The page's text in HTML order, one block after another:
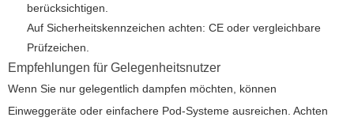
berücksichtigen.
Auf Sicherheitskennzeichen achten: CE oder vergleichbare
Prüfzeichen.
Empfehlungen für Gelegenheitsnutzer
Wenn Sie nur gelegentlich dampfen möchten, können
Einweggeräte oder einfachere Pod-Systeme ausreichen. Achten